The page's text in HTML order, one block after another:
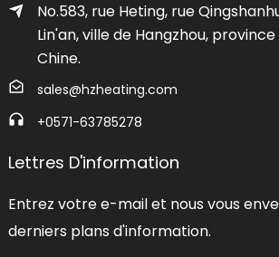
No.583, rue Heting, rue
Lin'an, ville de Hangzhou, province
Chine.
sales@hzheating.com
+0571-63785278
Lettres D'information
Entrez votre e-mail et nous vous
derniers plans d'information.